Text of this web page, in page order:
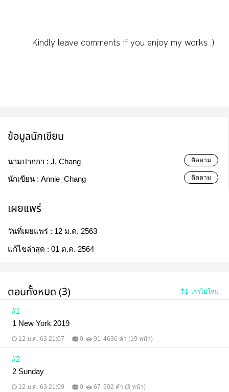
Kindly leave comments if you enjoy my works :)
ข้อมูลนักเขียน
นามปากกา : J. Chang ติดตาม
นักเขียน : Annie_Chang ติดตาม
เผยแพร่
วันที่เผยแพร่ : 12 ม.ค. 2563
แก้ไขล่าสุด : 01 ต.ค. 2564
ตอนทั้งหมด (3) เก่าไปใหม่
#1
1 New York 2019
12 ม.ค. 63 21:07 0 91 4636 คำ (19 หน้า)
#2
2 Sunday
12 ม.ค. 63 21:09 0 67 502 คำ (3 หน้า)